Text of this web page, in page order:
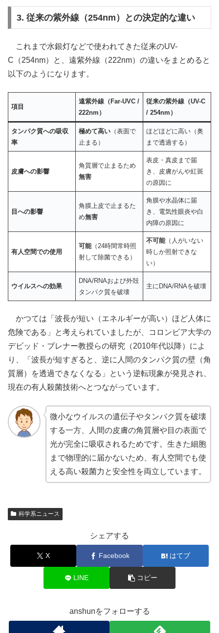
3. 従来の紫外線（254nm）との決定的な違い
これまで水銀灯などで使われてきた従来のUV-
C（254nm）と、遠紫外線（222nm）の違いをまとめると
以下のようになります。
項目
遠紫外線（Far-UVC /
222nm）
従来の紫外線（UV-C
/ 254nm）
タンパク質への吸収
率
極めて高い （表面で
止まる）
ほどほどに高い（奥
まで透過する）
皮膚への影響
角質層で止まるため
無害
表皮・真皮まで届
き、皮膚がんや紅斑
の原因に
目への影響
角膜上皮で止まるた
め無害
角膜や水晶体に届
き、電気性眼炎や白
内障の原因に
有人空間での使用
可能 （24時間常時照
射して除菌できる）
不可能 （人がいない
時しか照射できな
い）
ウイルスへの効果
DNA/RNAおよび外殻
タンパク質を破壊
主にDNA/RNAを破壊
かつては「波長が短い（エネルギーが高い）ほど人体に
危険である」と考えられていましたが、コロンビア大学の
デビッド・ブレナー教授らの研究（2010年代以降）によ
り、「波長が短すぎると、逆に人間のタンパク質の壁（角
質層）を透過できなくなる」という逆転現象が発見され、
現在の有人殺菌技術へとつながっています。
微小なウイルスの遺伝子やタンパク質を破壊
する一方、人間の皮膚の角質層や目の表面で
光が完全に吸収されるためです。生きた細胞
まで物理的に届かないため、有人空間でも使
える高い殺菌力と安全性を両立しています。
科学系ニュース
シェアする
X Facebook はてブ
LINE コピー
anshunをフォローする